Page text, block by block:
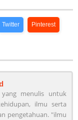
Twitter Pinterest
yang menulis untuk
ilmu serta
pengetahuan. "ilmu